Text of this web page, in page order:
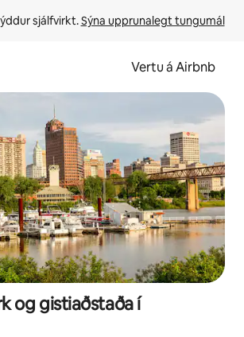
sjálfvirkt. Sýna upprunalegt tungumál
Vertu á Airbnb
og gistiaðstaða í